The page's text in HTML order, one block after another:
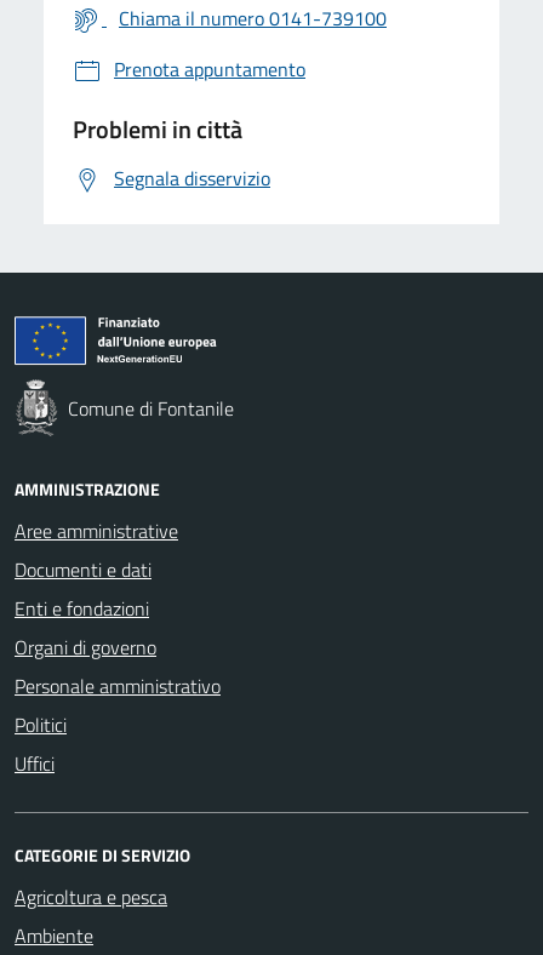
Chiama il numero 0141-739100
Prenota appuntamento
Problemi in città
Segnala disservizio
Comune di Fontanile
AMMINISTRAZIONE
Aree amministrative
Documenti e dati
Enti e fondazioni
Organi di governo
Personale amministrativo
Politici
Uffici
CATEGORIE DI SERVIZIO
Agricoltura e pesca
Ambiente